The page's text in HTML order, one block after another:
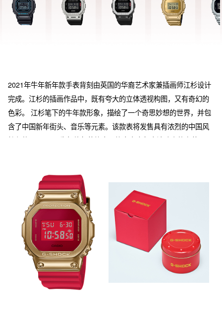
2021年牛年新年款手表背刻由英国的华裔艺术家兼插画师江杉设计
完成。江杉的插画作品中，既有夸大的立体透视构图，又有奇幻的
色彩。 江杉笔下的牛年款形象，描绘了一个奇思妙想的世界，并包
含了中国新年街头、音乐等元素。该款表将发售具有浓烈的中国风
特色的GSHOCK牛年款包装礼盒，礼盒内会包含该腕表的套装。